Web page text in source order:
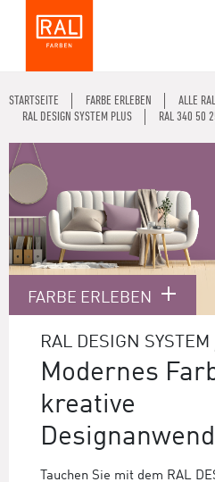
STARTSEITE FARBE ERLEBEN
ALLE
RAL DESIGN SYSTEM PLUS
RAL 340 50
FARBE ERLEBEN
RAL DESIGN SYSTEM
Modernes
kreative
Tauchen Sie mit dem RAL